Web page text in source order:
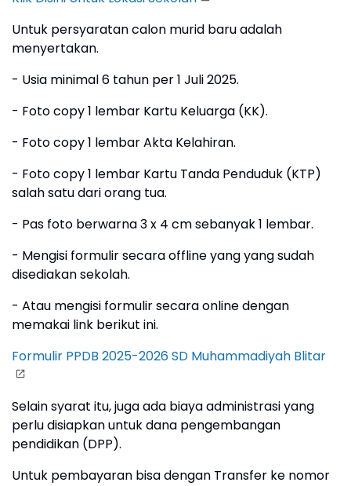
Untuk persyaratan calon murid baru adalah
menyertakan.
- Usia minimal 6 tahun per 1 Juli 2025.
- Foto copy 1 lembar Kartu Keluarga (KK).
- Foto copy 1 lembar Akta Kelahiran.
- Foto copy 1 lembar Kartu Tanda Penduduk (KTP)
salah satu dari orang tua.
- Pas foto berwarna 3 x 4 cm sebanyak 1 lembar.
- Mengisi formulir secara offline yang yang sudah
disediakan sekolah.
- Atau mengisi formulir secara online dengan
memakai link berikut ini.
Formulir PPDB 2025-2026 SD Muhammadiyah Blitar
Selain syarat itu, juga ada biaya administrasi yang
perlu disiapkan untuk dana pengembangan
pendidikan (DPP).
Untuk pembayaran bisa dengan Transfer ke nomor